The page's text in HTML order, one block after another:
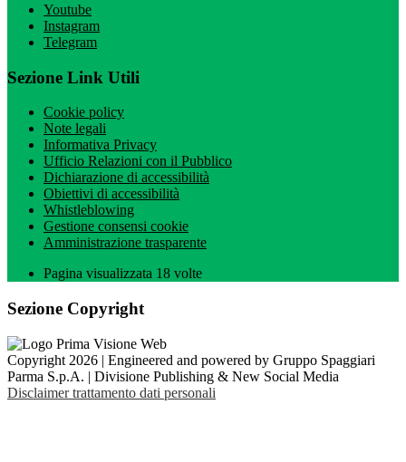
Youtube
Instagram
Telegram
Sezione Link Utili
Cookie policy
Note legali
Informativa Privacy
Ufficio Relazioni con il Pubblico
Dichiarazione di accessibilità
Obiettivi di accessibilità
Whistleblowing
Gestione consensi cookie
Amministrazione trasparente
Pagina visualizzata 18 volte
Sezione Copyright
Copyright 2026 | Engineered and powered by Gruppo Spaggiari
Parma S.p.A. | Divisione Publishing & New Social Media
Disclaimer trattamento dati personali